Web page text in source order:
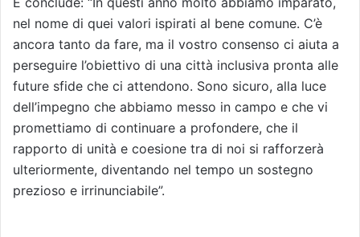
nel nome di quei valori ispirati al bene comune. C’è
ancora tanto da fare, ma il vostro consenso ci aiuta a
perseguire l’obiettivo di una città inclusiva pronta alle
future sfide che ci attendono. Sono sicuro, alla luce
dell’impegno che abbiamo messo in campo e che vi
promettiamo di continuare a profondere, che il
rapporto di unità e coesione tra di noi si rafforzerà
ulteriormente, diventando nel tempo un sostegno
prezioso e irrinunciabile”.